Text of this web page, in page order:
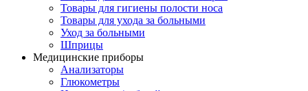
Товары для гигиены полости носа
Товары для ухода за больными
Уход за больными
Шприцы
Медицинские приборы
Анализаторы
Глюкометры